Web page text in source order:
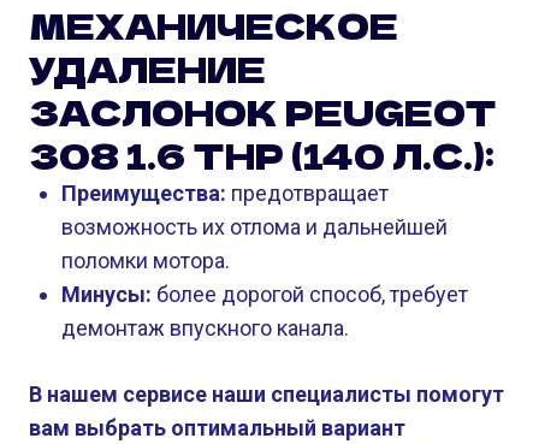
МЕХАНИЧЕСКОЕ
УДАЛЕНИЕ
ЗАСЛОНОК PEUGEOT
308 1.6 THP (140 Л.С.):
Преимущества: предотвращает
возможность их отлома и дальнейшей
поломки мотора.
Минусы: более дорогой способ, требует
демонтаж впускного канала.
В нашем сервисе наши специалисты помогут
вам выбрать оптимальный вариант